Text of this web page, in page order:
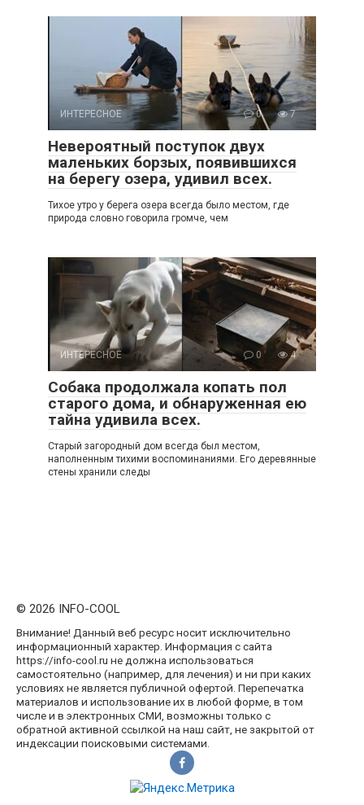
ИНТЕРЕСНОЕ 0 7
Невероятный поступок двух
маленьких борзых, появившихся
на берегу озера, удивил всех.
Тихое утро у берега озера всегда было местом, где
природа словно говорила громче, чем
ИНТЕРЕСНОЕ 0 4
Собака продолжала копать пол
старого дома, и обнаруженная ею
тайна удивила всех.
Старый загородный дом всегда был местом,
наполненным тихими воспоминаниями. Его деревянные
стены хранили следы
© 2026 INFO-COOL
Внимание! Данный веб ресурс носит исключительно
информационный характер. Информация с сайта
https://info-cool.ru не должна использоваться
самостоятельно (например, для лечения) и ни при каких
условиях не является публичной офертой. Перепечатка
материалов и использование их в любой форме, в том
числе и в электронных СМИ, возможны только с
обратной активной ссылкой на наш сайт, не закрытой от
индексации поисковыми системами.